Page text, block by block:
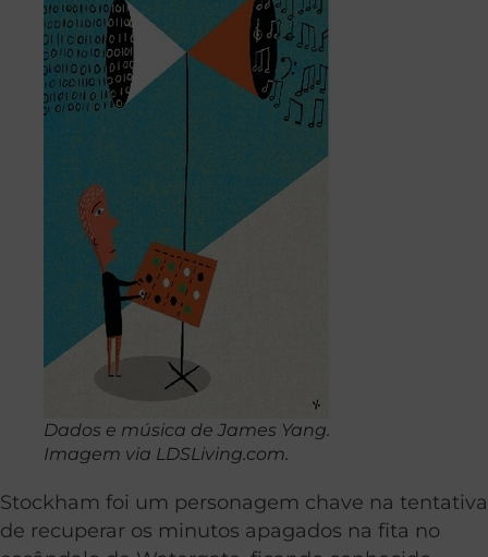
Dados e música de James Yang.
Imagem via LDSLiving.com.
Stockham foi um personagem chave na tentativa
de recuperar os minutos apagados na fita no